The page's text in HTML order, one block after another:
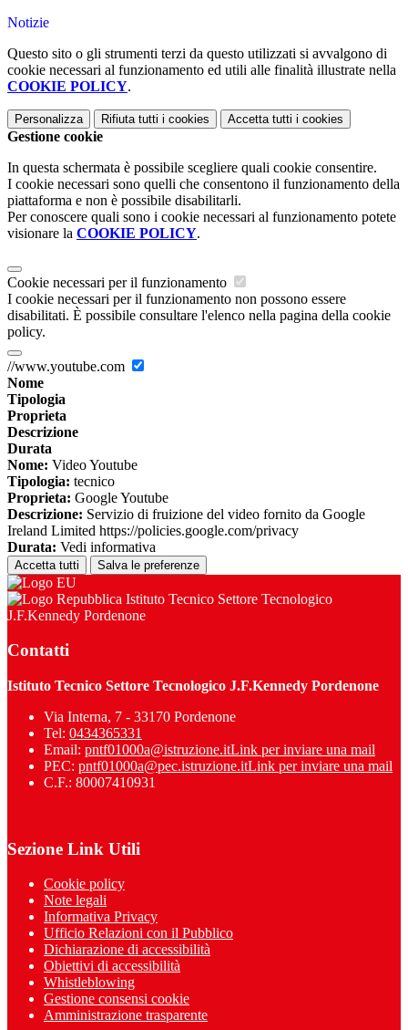
Notizie
Questo sito o gli strumenti terzi da questo utilizzati si avvalgono di
cookie necessari al funzionamento ed utili alle finalità illustrate nella
COOKIE POLICY.
Personalizza Rifiuta tutti i cookies Accetta tutti i cookies
Gestione cookie
In questa schermata è possibile scegliere quali cookie consentire.
I cookie necessari sono quelli che consentono il funzionamento della
piattaforma e non è possibile disabilitarli.
Per conoscere quali sono i cookie necessari al funzionamento potete
visionare la COOKIE POLICY.
Cookie necessari per il funzionamento
I cookie necessari per il funzionamento non possono essere
disabilitati. È possibile consultare l'elenco nella pagina della cookie
policy.
//www.youtube.com
Nome
Tipologia
Proprieta
Descrizione
Durata
Nome: Video Youtube
Tipologia: tecnico
Proprieta: Google Youtube
Descrizione: Servizio di fruizione del video fornito da Google
Ireland Limited https://policies.google.com/privacy
Durata: Vedi informativa
Accetta tutti Salva le preferenze
Istituto Tecnico Settore Tecnologico
J.F.Kennedy Pordenone
Contatti
Istituto Tecnico Settore Tecnologico J.F.Kennedy Pordenone
Via Interna, 7 - 33170 Pordenone
Tel: 0434365331
Email: pntf01000a@istruzione.itLink per inviare una mail
PEC: pntf01000a@pec.istruzione.itLink per inviare una mail
C.F.: 80007410931
Sezione Link Utili
Cookie policy
Note legali
Informativa Privacy
Ufficio Relazioni con il Pubblico
Dichiarazione di accessibilità
Obiettivi di accessibilità
Whistleblowing
Gestione consensi cookie
Amministrazione trasparente